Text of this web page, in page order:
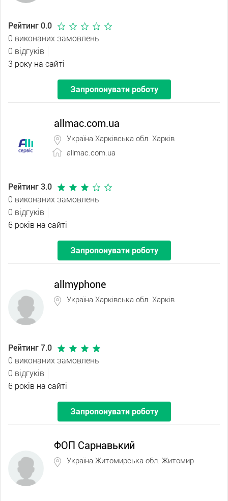
Рейтинг 0.0
0 виконаних замовлень
0 відгуків
3 року на сайті
Запропонувати роботу
allmac.com.ua
Україна Харківська обл. Харків
allmac.com.ua
Рейтинг 3.0
0 виконаних замовлень
0 відгуків
6 років на сайті
Запропонувати роботу
allmyphone
Україна Харківська обл. Харків
Рейтинг 7.0
0 виконаних замовлень
0 відгуків
6 років на сайті
Запропонувати роботу
ФОП Сарнавький
Україна Житомирська обл. Житомир